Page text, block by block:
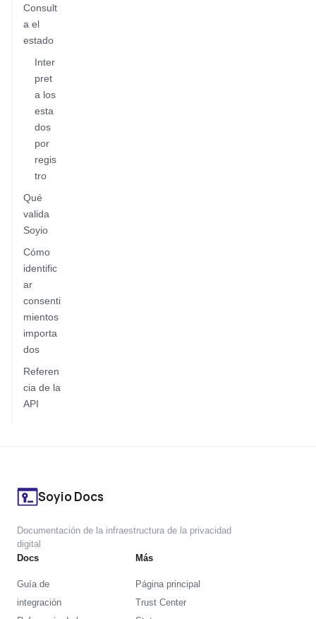
Consult
a el
estado
Inter
pret
a los
esta
dos
por
regis
tro
Qué
valida
Soyio
Cómo
identific
ar
consenti
mientos
importa
dos
Referen
cia de la
API
Soyio Docs
Documentación de la infraestructura de la privacidad
digital
Docs
Guía de
integración
Más
Página principal
Trust Center